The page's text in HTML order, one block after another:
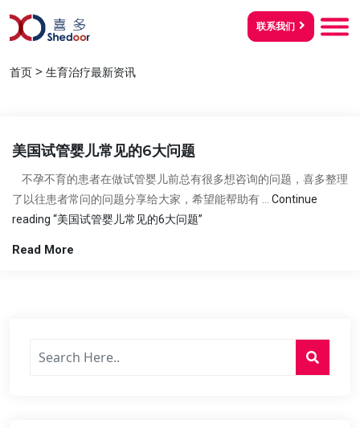
联系我们
首页 > 生育治疗最新资讯
美国试管婴儿常见的6大问题
不孕不育的患者在做试管婴儿前总有很多想咨询的问题，喜多整理
了以往患者常问的问题分享给大家，希望能帮助有 … Continue
reading “美国试管婴儿常见的6大问题”
Read More